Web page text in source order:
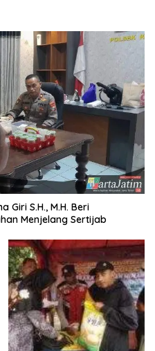
Giri S.H., M.H. Beri
Menjelang Sertijab